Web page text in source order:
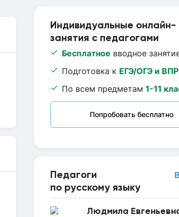
Индивидуальные онлайн-
занятия с педагогами
Бесплатное вводное
Подготовка к ЕГЭ/ОГЭ и ВПР
По всем предметам 1-11
Попробовать бесплатно
Педагоги
по русскому языку
Людмила